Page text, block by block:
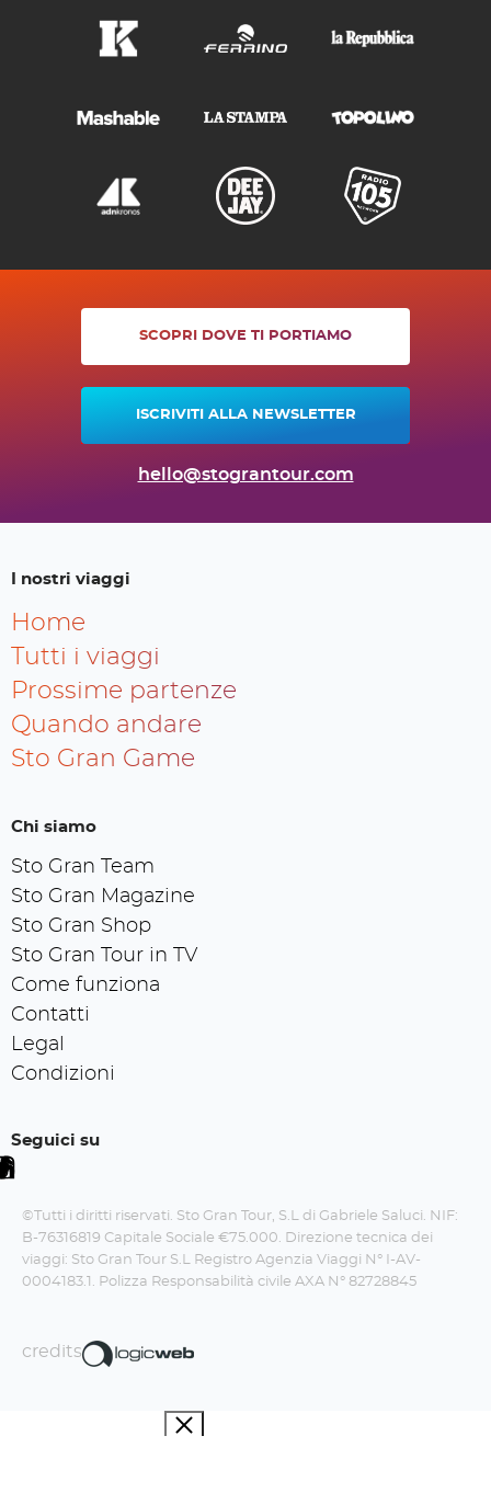
SCOPRI DOVE TI PORTIAMO
ISCRIVITI ALLA NEWSLETTER
hello@stograntour.com
I nostri viaggi
Home
Tutti i viaggi
Prossime partenze
Quando andare
Sto Gran Game
Chi siamo
Sto Gran Team
Sto Gran Magazine
Sto Gran Shop
Sto Gran Tour in TV
Come funziona
Contatti
Legal
Condizioni
Seguici su
©Tutti i diritti riservati. Sto Gran Tour, S.L di Gabriele Saluci. NIF:
B-76316819 Capitale Sociale €75.000. Direzione tecnica dei
viaggi: Sto Gran Tour S.L Registro Agenzia Viaggi N° I-AV-
0004183.1. Polizza Responsabilità civile AXA N° 82728845
credits